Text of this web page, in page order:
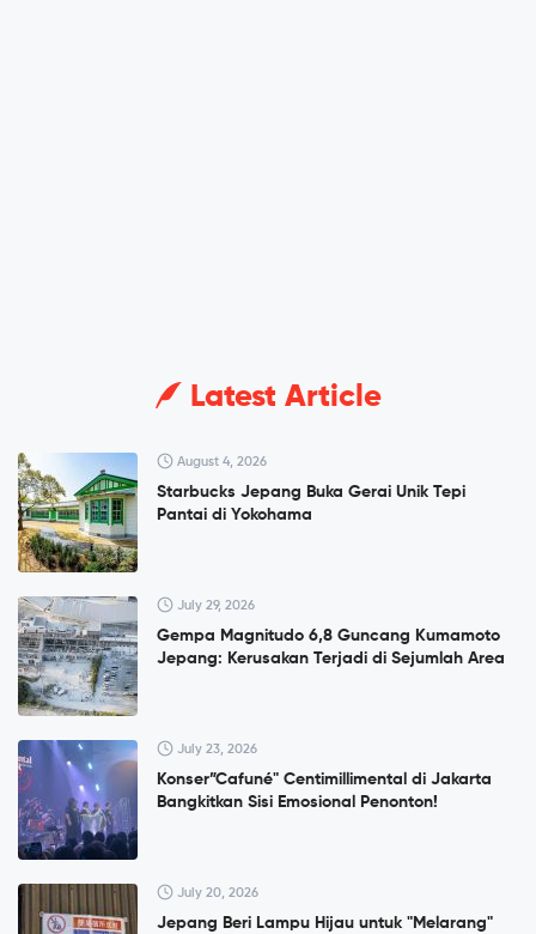
Latest Article
August 4, 2026
Starbucks Jepang Buka Gerai Unik Tepi
Pantai di Yokohama
July 29, 2026
Gempa Magnitudo 6,8 Guncang Kumamoto
Jepang: Kerusakan Terjadi di Sejumlah Area
July 23, 2026
Konser”Cafuné" Centimillimental di Jakarta
Bangkitkan Sisi Emosional Penonton!
July 20, 2026
Jepang Beri Lampu Hijau untuk "Melarang"